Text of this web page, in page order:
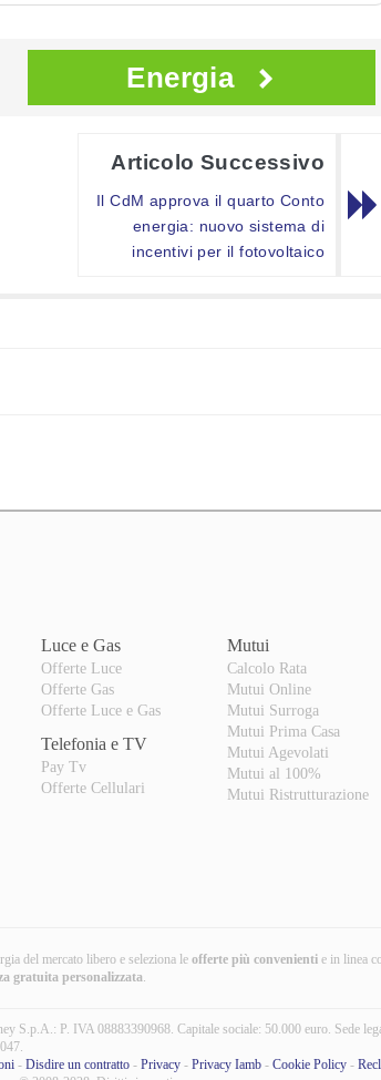
Energia
Articolo Successivo
Il CdM approva il quarto Conto
energia: nuovo sistema di
incentivi per il fotovoltaico
Luce e Gas
Offerte Luce
Offerte Gas
Offerte Luce e Gas
Telefonia e TV
Pay Tv
Offerte Cellulari
Mutui
Calcolo Rata
Mutui Online
Mutui Surroga
Mutui Prima Casa
Mutui Agevolati
Mutui al 100%
Mutui Ristrutturazione
del mercato libero e seleziona le offerte più convenienti e in linea
gratuita personalizzata.
S.p.A.: P. IVA 08883390968. Capitale sociale: 50.000 euro. Sede
- Disdire un contratto - Privacy - Privacy Iamb - Cookie Policy -